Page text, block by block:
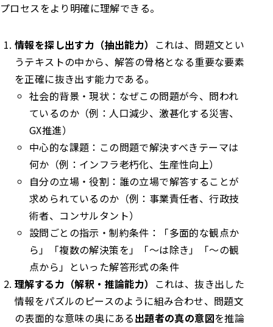
プロセスをより明確に理解できる。
情報を探し出す力（抽出能力） これは、問題文とい
うテキストの中から、解答の骨格となる重要な要素
を正確に抜き出す能力である。
社会的背景・現状：なぜこの問題が今、問われ
ているのか（例：人口減少、激甚化する災害、
GX推進）
中心的な課題：この問題で解決すべきテーマは
何か（例：インフラ老朽化、生産性向上）
自分の立場・役割：誰の立場で解答することが
求められているのか（例：事業責任者、行政技
術者、コンサルタント）
設問ごとの指示・制約条件：「多面的な観点か
ら」「複数の解決策を」「〜は除き」「〜の観
点から」といった解答形式の条件
理解する力（解釈・推論能力） これは、抜き出した
情報をパズルのピースのように組み合わせ、問題文
の表面的な意味の奥にある出題者の真の意図を推論